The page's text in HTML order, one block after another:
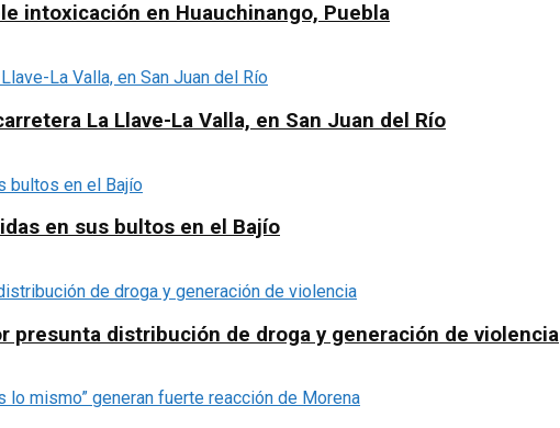
intoxicación en Huauchinango, Puebla
La Llave-La Valla, en San Juan del Río
en sus bultos en el Bajío
presunta distribución de droga y generación de violencia